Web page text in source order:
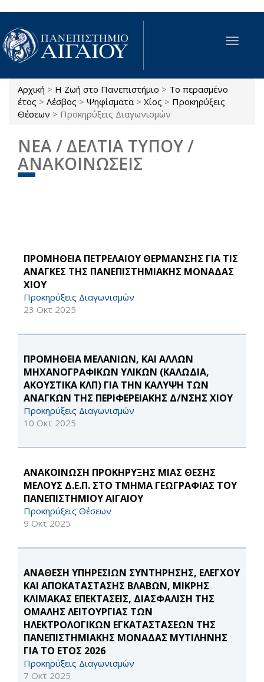
Παράκαμψη προς το κυρίως περιεχόμενο
Toggle
Είστε εδώ
Αρχική > Η Ζωή στο Πανεπιστήμιο > Το περασμένο
έτος > Λέσβος > Ψηφίσματα > Χίος > Προκηρύξεις
Θέσεων > Προκηρύξεις Διαγωνισμών
ΝΕΑ / ΔΕΛΤΙΑ ΤΥΠΟΥ /
ΑΝΑΚΟΙΝΩΣΕΙΣ
ΠΡΟΜΗΘΕΙΑ ΠΕΤΡΕΛΑΙΟΥ ΘΕΡΜΑΝΣΗΣ ΓΙΑ ΤΙΣ
ΑΝΑΓΚΕΣ ΤΗΣ ΠΑΝΕΠΙΣΤΗΜΙΑΚΗΣ ΜΟΝΑΔΑΣ
ΧΙΟΥ
Προκηρύξεις Διαγωνισμών
23 Οκτ 2025
ΠΡΟΜΗΘΕΙΑ ΜΕΛΑΝΙΩΝ, ΚΑΙ ΑΛΛΩΝ
ΜΗΧΑΝΟΓΡΑΦΙΚΩΝ ΥΛΙΚΩΝ (ΚΑΛΩΔΙΑ,
ΑΚΟΥΣΤΙΚΑ ΚΛΠ) ΓΙΑ ΤΗΝ ΚΑΛΥΨΗ ΤΩΝ
ΑΝΑΓΚΩΝ ΤΗΣ ΠΕΡΙΦΕΡΕΙΑΚΗΣ Δ/ΝΣΗΣ ΧΙΟΥ
Προκηρύξεις Διαγωνισμών
10 Οκτ 2025
ΑΝΑΚΟΙΝΩΣΗ ΠΡΟΚΗΡΥΞΗΣ ΜΙΑΣ ΘΕΣΗΣ
ΜΕΛΟΥΣ Δ.Ε.Π. ΣΤΟ ΤΜΗΜΑ ΓΕΩΓΡΑΦΙΑΣ ΤΟΥ
ΠΑΝΕΠΙΣΤΗΜΙΟΥ ΑΙΓΑΙΟΥ
Προκηρύξεις Θέσεων
9 Οκτ 2025
ΑΝΑΘΕΣΗ ΥΠΗΡΕΣΙΩΝ ΣΥΝΤΗΡΗΣΗΣ, ΕΛΕΓΧΟΥ
ΚΑΙ ΑΠΟΚΑΤΑΣΤΑΣΗΣ ΒΛΑΒΩΝ, ΜΙΚΡΗΣ
ΚΛΙΜΑΚΑΣ ΕΠΕΚΤΑΣΕΙΣ, ΔΙΑΣΦΑΛΙΣΗ ΤΗΣ
ΟΜΑΛΗΣ ΛΕΙΤΟΥΡΓΙΑΣ ΤΩΝ
ΗΛΕΚΤΡΟΛΟΓΙΚΩΝ ΕΓΚΑΤΑΣΤΑΣΕΩΝ ΤΗΣ
ΠΑΝΕΠΙΣΤΗΜΙΑΚΗΣ ΜΟΝΑΔΑΣ ΜΥΤΙΛΗΝΗΣ
ΓΙΑ ΤΟ ΕΤΟΣ 2026
Προκηρύξεις Διαγωνισμών
7 Οκτ 2025